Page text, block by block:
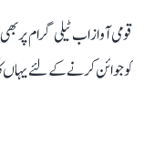
قومی آواز اب ٹیلی گرام
کو جوائن کرنے کے لئے